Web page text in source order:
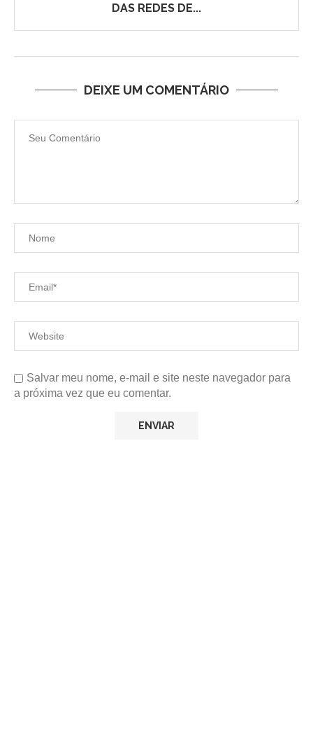
DAS REDES DE...
DEIXE UM COMENTÁRIO
Salvar meu nome, e-mail e site neste navegador para
a próxima vez que eu comentar.